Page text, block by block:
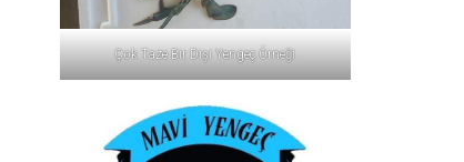
Çok Taze Bir Dişi Yengeç Örneği